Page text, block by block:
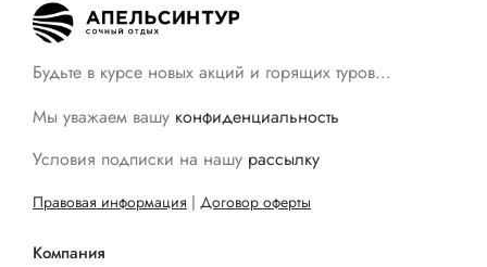
Будьте в курсе новых акций и горящих туров…
Мы уважаем вашу конфиденциальность
Условия подписки на нашу рассылку
Правовая информация | Договор оферты
Компания